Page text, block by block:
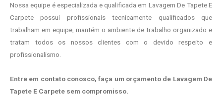
Nossa equipe é especializada e qualificada em Lavagem De Tapete E
Carpete possui profissionais tecnicamente qualificados que
trabalham em equipe, mantém o ambiente de trabalho organizado e
tratam todos os nossos clientes com o devido respeito e
profissionalismo.
Entre em contato conosco, faça um orçamento de Lavagem De
Tapete E Carpete sem compromisso.